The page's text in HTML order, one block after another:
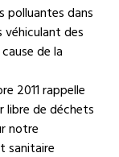
polluantes dans
véhiculant des
de la
2011 rappelle
libre de déchets
notre
sanitaire